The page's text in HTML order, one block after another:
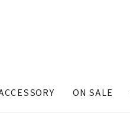
ON SALE